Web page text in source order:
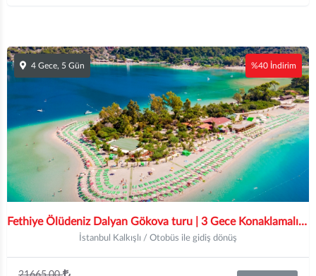
4 Gece, 5 Gün %40 İndirim
Fethiye Ölüdeniz Dalyan Gökova turu | 3 Gece Konaklamalı | İstanbul ve Bursa Hareketli
İstanbul Kalkışlı / Otobüs ile gidiş dönüş